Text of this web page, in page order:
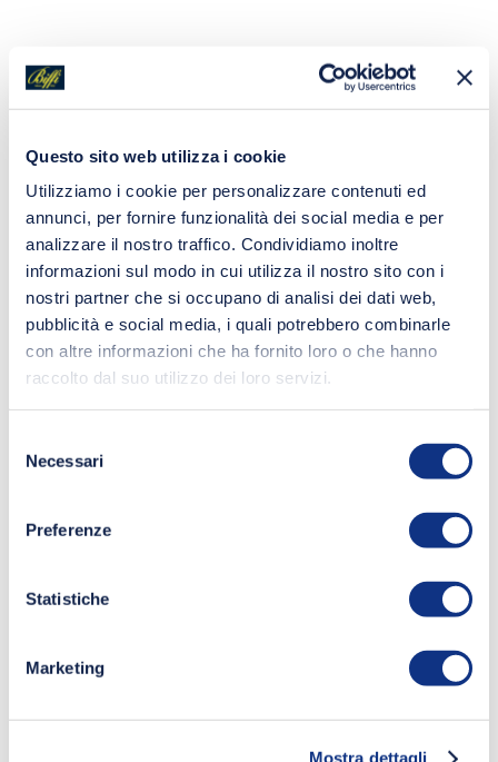
Questo sito web utilizza i cookie
Utilizziamo i cookie per personalizzare contenuti ed
annunci, per fornire funzionalità dei social media e per
analizzare il nostro traffico. Condividiamo inoltre
informazioni sul modo in cui utilizza il nostro sito con i
nostri partner che si occupano di analisi dei dati web,
pubblicità e social media, i quali potrebbero combinarle
con altre informazioni che ha fornito loro o che hanno
raccolto dal suo utilizzo dei loro servizi.
delNecessari
Preferenze
Statistiche
Marketing
Mostra dettagli